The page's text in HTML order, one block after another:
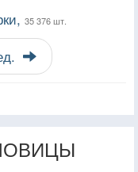
35 376 шт.